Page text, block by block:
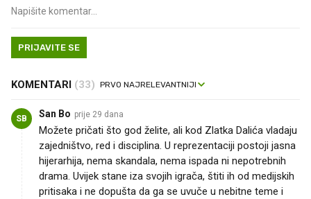
PRIJAVITE SE
KOMENTARI (33)
SB San Bo prije 29 dana
Možete pričati što god želite, ali kod Zlatka Dalića vladaju
zajedništvo, red i disciplina. U reprezentaciji postoji jasna
hijerarhija, nema skandala, nema ispada ni nepotrebnih
drama. Uvijek stane iza svojih igrača, štiti ih od medijskih
pritisaka i ne dopušta da ga se uvuče u nebitne teme i